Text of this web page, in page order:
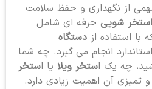
از نگهداری و حفظ سلامت
استخر شوییحرفه ای شامل
استفاده از دستگاه
انجام می گیرد. چه شما
چه یک استخر ویلایا استخر
تمیزی آن اهمیت زیادی دارد.